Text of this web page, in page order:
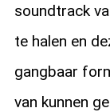
soundtrack
te halen en
gangbaar
van kunnen